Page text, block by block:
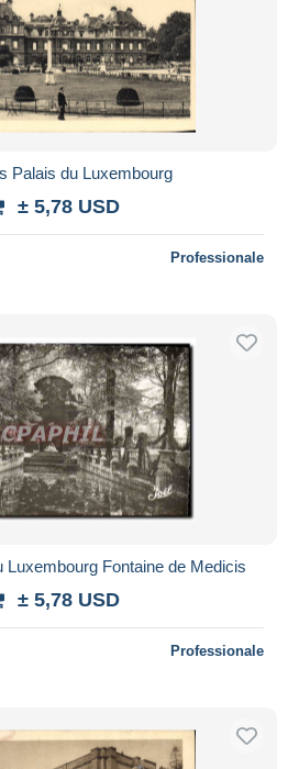
Palais du Luxembourg
± 5,78 USD
Professionale
Luxembourg Fontaine de Medicis
± 5,78 USD
Professionale